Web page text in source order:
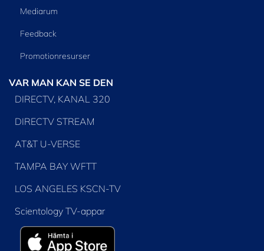
Mediarum
Feedback
Promotionresurser
VAR MAN KAN SE DEN
DIRECTV, KANAL 320
DIRECTV STREAM
AT&T U-VERSE
TAMPA BAY WFTT
LOS ANGELES KSCN-TV
Scientology TV-appar